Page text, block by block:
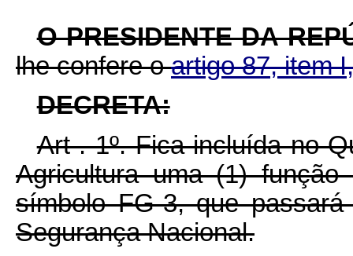
O PRESIDENTE DA
lhe confere oartigo 87, item
DECRETA:
Art . 1º. Fica incluída no
Agricultura uma (1) função
símbolo FG-3, que
Segurança Nacional.